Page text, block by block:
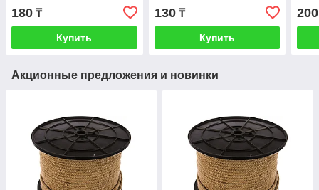
180 ₸
Купить
130₸
Купить
200
Акционные предложения и новинки